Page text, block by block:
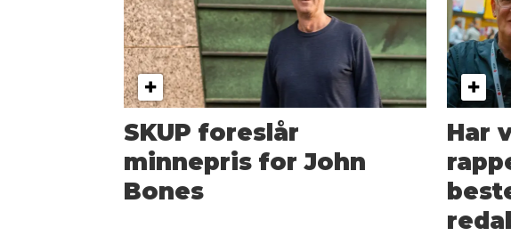
SKUP foreslår
minnepris for John
Bones
Har